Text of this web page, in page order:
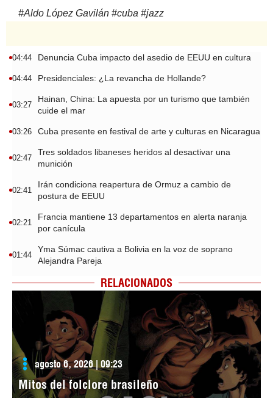
#Aldo López Gavilán #cuba #jazz
04:44 Denuncia Cuba impacto del asedio de EEUU en cultura
04:44 Presidenciales: ¿La revancha de Hollande?
03:27
Hainan, China: La apuesta por un turismo que también
cuide el mar
03:26 Cuba presente en festival de arte y culturas en Nicaragua
02:47
Tres soldados libaneses heridos al desactivar una
munición
02:41
Irán condiciona reapertura de Ormuz a cambio de
postura de EEUU
02:21
Francia mantiene 13 departamentos en alerta naranja
por canícula
01:44
Yma Súmac cautiva a Bolivia en la voz de soprano
Alejandra Pareja
RELACIONADOS
agosto 6, 2026 | 09:23
Mitos del folclore brasileño